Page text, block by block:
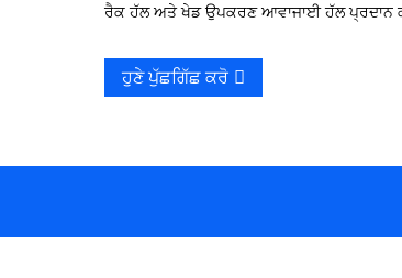
ਰੈਕ ਹੱਲ ਅਤੇ ਖੇਡ ਉਪਕਰਣ ਆਵਾਜਾਈ ਹੱਲ ਪ੍ਰਦਾਨ
ਹੁਣੇ ਪੁੱਛਗਿੱਛ ਕਰੋ